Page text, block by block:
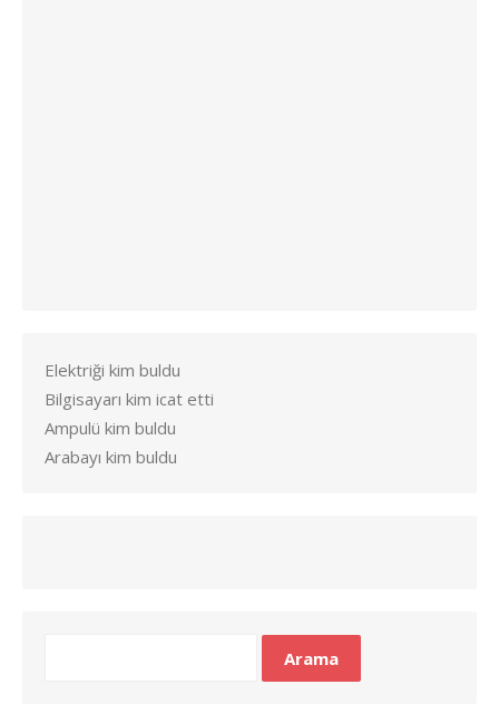
Elektriği kim buldu
Bilgisayarı kim icat etti
Ampulü kim buldu
Arabayı kim buldu